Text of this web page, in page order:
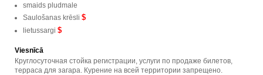
smaids pludmale
Saulošanas krēsli $
lietussargi $
Viesnīcā
Круглосуточная стойка регистрации, услуги по продаже билетов,
терраса для загара. Курение на всей территории запрещено.